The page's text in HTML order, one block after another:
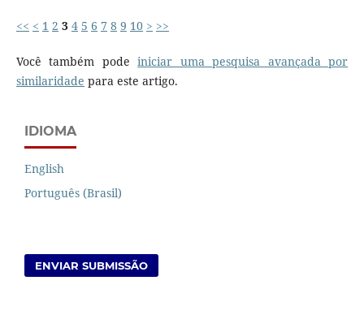
<< < 1 2 3 4 5 6 7 8 9 10 > >>
Você também podeiniciar uma pesquisa avançada por
similaridade para este artigo.
IDIOMA
English
Português (Brasil)
ENVIAR SUBMISSÃO